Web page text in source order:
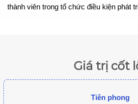
thành viên trong tổ chức điều kiện phát
Giá trị cốt
Tiên phong